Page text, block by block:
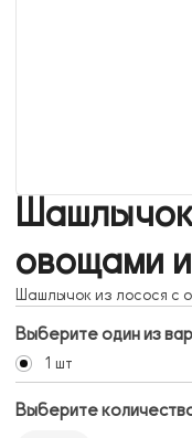
овощами
Шашлычок из лосося с
Выберите один из
1 шт
Выберите